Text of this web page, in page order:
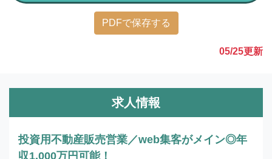
PDFで保存する
05/25更新
求人情報
投資用不動産販売営業／web集客がメイン◎年
収1,000万円可能！